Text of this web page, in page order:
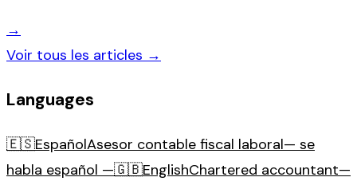
→
Voir tous les articles →
Languages
🇪🇸EspañolAsesor contable fiscal laboral— se
habla español —🇬🇧EnglishChartered accountant—